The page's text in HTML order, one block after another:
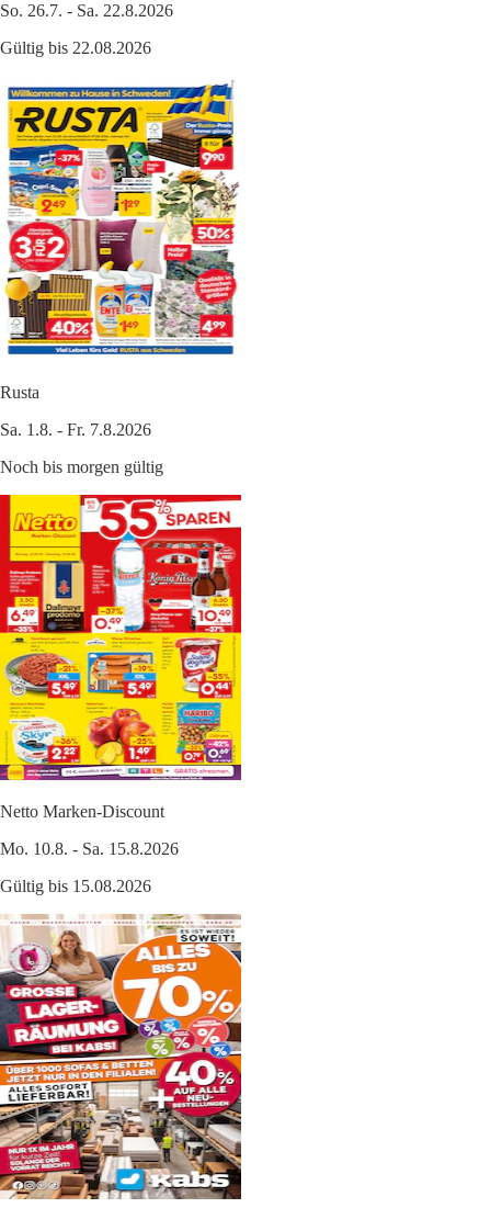
So. 26.7. - Sa. 22.8.2026
Gültig bis 22.08.2026
Rusta
Sa. 1.8. - Fr. 7.8.2026
Noch bis morgen gültig
Netto Marken-Discount
Mo. 10.8. - Sa. 15.8.2026
Gültig bis 15.08.2026